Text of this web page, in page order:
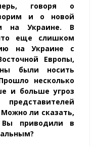
говоря о
и о новой
на Украине. В
еще слишком
на Украине с
Европы,
были носить
несколько
и больше угроз
ли сказать,
Вы приводили в